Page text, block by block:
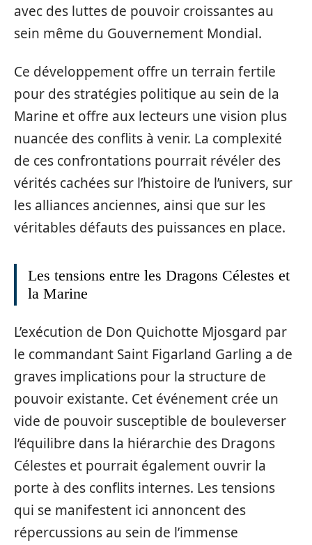
avec des luttes de pouvoir croissantes au
sein même du Gouvernement Mondial.
Ce développement offre un terrain fertile
pour des stratégies politique au sein de la
Marine et offre aux lecteurs une vision plus
nuancée des conflits à venir. La complexité
de ces confrontations pourrait révéler des
vérités cachées sur l’histoire de l’univers, sur
les alliances anciennes, ainsi que sur les
véritables défauts des puissances en place.
Les tensions entre les Dragons Célestes et
la Marine
L’exécution de Don Quichotte Mjosgard par
le commandant Saint Figarland Garling a de
graves implications pour la structure de
pouvoir existante. Cet événement crée un
vide de pouvoir susceptible de bouleverser
l’équilibre dans la hiérarchie des Dragons
Célestes et pourrait également ouvrir la
porte à des conflits internes. Les tensions
qui se manifestent ici annoncent des
répercussions au sein de l’immense